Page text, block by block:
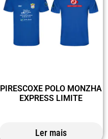
PIRESCOXE POLO MONZHA
EXPRESS LIMITE
Ler mais